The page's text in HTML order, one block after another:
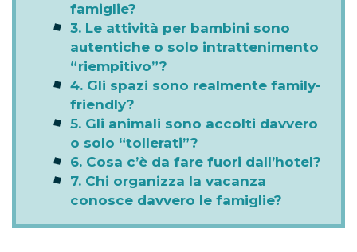
famiglie?
3. Le attività per bambini sono
autentiche o solo intrattenimento
“riempitivo”?
4. Gli spazi sono realmente family-
friendly?
5. Gli animali sono accolti davvero
o solo “tollerati”?
6. Cosa c’è da fare fuori dall’hotel?
7. Chi organizza la vacanza
conosce davvero le famiglie?